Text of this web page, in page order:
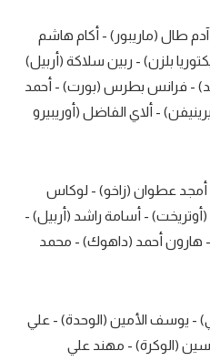
طال (ماريبور) - أكام هاشم
بلزن) - ربين سلاكة (أربيل)
- فرانس بطرس (بورت) - أحمد
- ألاي الفاضل (أوريبيرو
أمجد عطوان (زاخو) - لوكاس
(أوتريخت) - أسامة راشد (أربيل) -
- هارون أحمد (داهوك) - محمد
- يوسف الأمين (الوحدة) - علي
(الوكرة) - مهند علي